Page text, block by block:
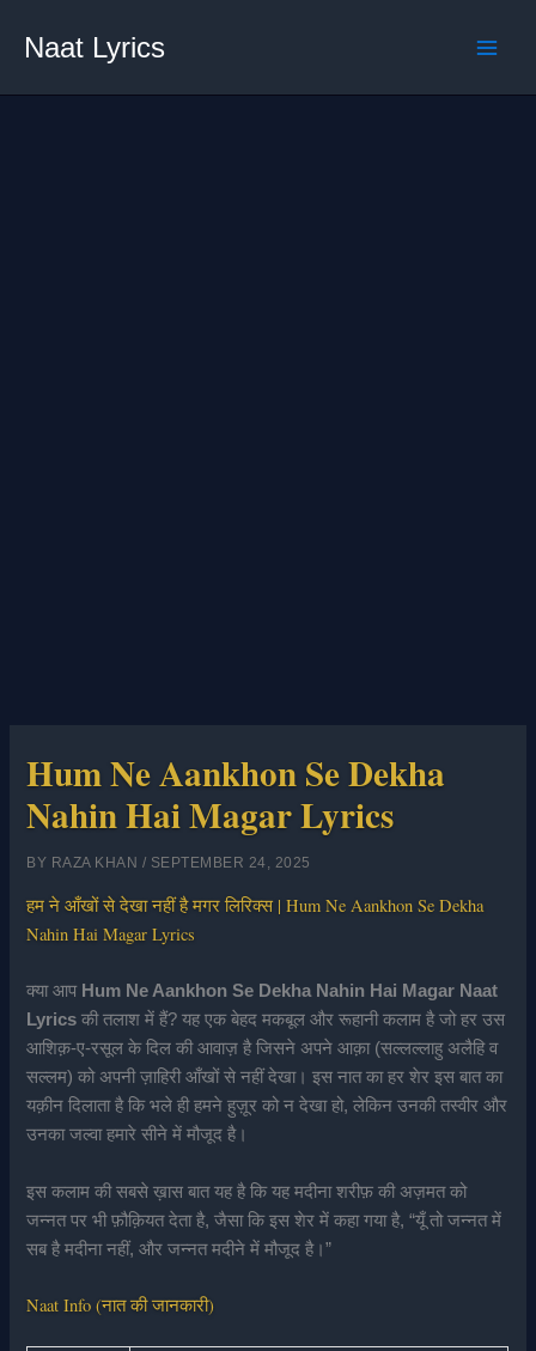
Naat Lyrics
Hum Ne Aankhon Se Dekha
Nahin Hai Magar Lyrics
BY RAZA KHAN / SEPTEMBER 24, 2025
हम ने आँखों से देखा नहीं है मगर लिरिक्स | Hum Ne Aankhon Se Dekha
Nahin Hai Magar Lyrics
क्या आप Hum Ne Aankhon Se Dekha Nahin Hai Magar Naat
Lyrics की तलाश में हैं? यह एक बेहद मकबूल और रूहानी कलाम है जो हर उस
आशिक़-ए-रसूल के दिल की आवाज़ है जिसने अपने आक़ा (सल्लल्लाहु अलैहि व
सल्लम) को अपनी ज़ाहिरी आँखों से नहीं देखा। इस नात का हर शेर इस बात का
यक़ीन दिलाता है कि भले ही हमने हुज़ूर को न देखा हो, लेकिन उनकी तस्वीर और
उनका जल्वा हमारे सीने में मौजूद है।
इस कलाम की सबसे ख़ास बात यह है कि यह मदीना शरीफ़ की अज़मत को
जन्नत पर भी फ़ौक़ियत देता है, जैसा कि इस शेर में कहा गया है, “यूँ तो जन्नत में
सब है मदीना नहीं, और जन्नत मदीने में मौजूद है।”
Naat Info (नात की जानकारी)